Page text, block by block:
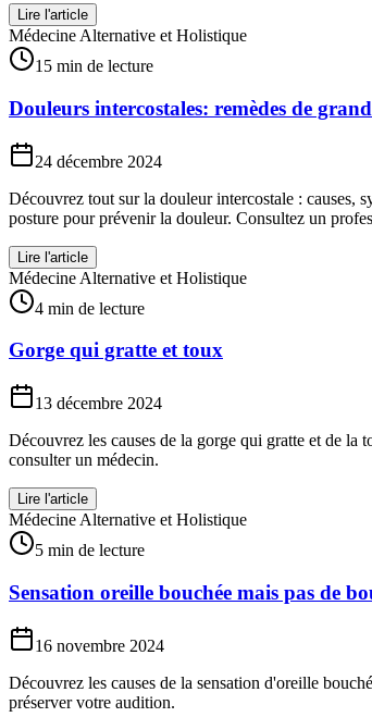
Lire l'article
Médecine Alternative et Holistique
15 min de lecture
Douleurs intercostales: remèdes de
24 décembre 2024
Découvrez tout sur la douleur intercostale : causes,
posture pour prévenir la douleur. Consultez un
Lire l'article
Médecine Alternative et Holistique
4 min de lecture
Gorge qui gratte et toux
13 décembre 2024
Découvrez les causes de la gorge qui gratte et de la
consulter un médecin.
Lire l'article
Médecine Alternative et Holistique
5 min de lecture
Sensation oreille bouchée mais pas de
16 novembre 2024
Découvrez les causes de la sensation d'oreille
préserver votre audition.